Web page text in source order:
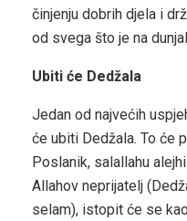
činjenju dobrih djela i
od svega što je na
Ubiti će Dedžala
Jedan od najvećih
će ubiti Dedžala. To će
Poslanik, salallahu
Allahov neprijatelj
selam), istopit će se